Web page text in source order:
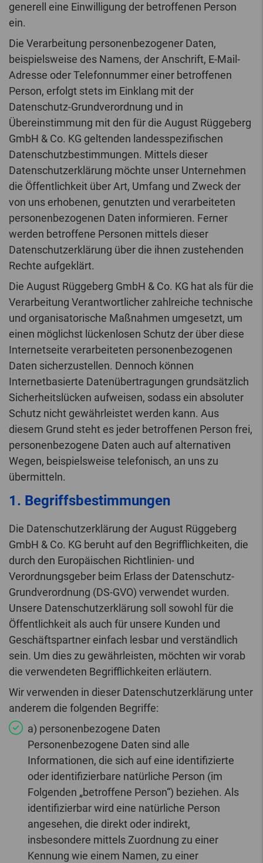
generell eine Einwilligung der betroffenen Person
ein.
Die Verarbeitung personenbezogener Daten,
beispielsweise des Namens, der Anschrift, E-Mail-
Adresse oder Telefonnummer einer betroffenen
Person, erfolgt stets im Einklang mit der
Datenschutz-Grundverordnung und in
Übereinstimmung mit den für die August Rüggeberg
GmbH & Co. KG geltenden landesspezifischen
Datenschutzbestimmungen. Mittels dieser
Datenschutzerklärung möchte unser Unternehmen
die Öffentlichkeit über Art, Umfang und Zweck der
von uns erhobenen, genutzten und verarbeiteten
personenbezogenen Daten informieren. Ferner
werden betroffene Personen mittels dieser
Datenschutzerklärung über die ihnen zustehenden
Rechte aufgeklärt.
Die August Rüggeberg GmbH & Co. KG hat als für die
Verarbeitung Verantwortlicher zahlreiche technische
und organisatorische Maßnahmen umgesetzt, um
einen möglichst lückenlosen Schutz der über diese
Internetseite verarbeiteten personenbezogenen
Daten sicherzustellen. Dennoch können
Internetbasierte Datenübertragungen grundsätzlich
Sicherheitslücken aufweisen, sodass ein absoluter
Schutz nicht gewährleistet werden kann. Aus
diesem Grund steht es jeder betroffenen Person frei,
personenbezogene Daten auch auf alternativen
Wegen, beispielsweise telefonisch, an uns zu
übermitteln.
1. Begriffsbestimmungen
Die Datenschutzerklärung der August Rüggeberg
GmbH & Co. KG beruht auf den Begrifflichkeiten, die
durch den Europäischen Richtlinien- und
Verordnungsgeber beim Erlass der Datenschutz-
Grundverordnung (DS-GVO) verwendet wurden.
Unsere Datenschutzerklärung soll sowohl für die
Öffentlichkeit als auch für unsere Kunden und
Geschäftspartner einfach lesbar und verständlich
sein. Um dies zu gewährleisten, möchten wir vorab
die verwendeten Begrifflichkeiten erläutern.
Wir verwenden in dieser Datenschutzerklärung unter
anderem die folgenden Begriffe:
a) personenbezogene Daten
Personenbezogene Daten sind alle
Informationen, die sich auf eine identifizierte
oder identifizierbare natürliche Person (im
Folgenden „betroffene Person“) beziehen. Als
identifizierbar wird eine natürliche Person
angesehen, die direkt oder indirekt,
insbesondere mittels Zuordnung zu einer
Kennung wie einem Namen, zu einer